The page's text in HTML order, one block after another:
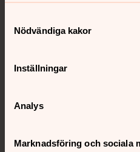
Nödvändiga kakor
Inställningar
Analys
Marknadsföring och sociala
Sociala kanaler